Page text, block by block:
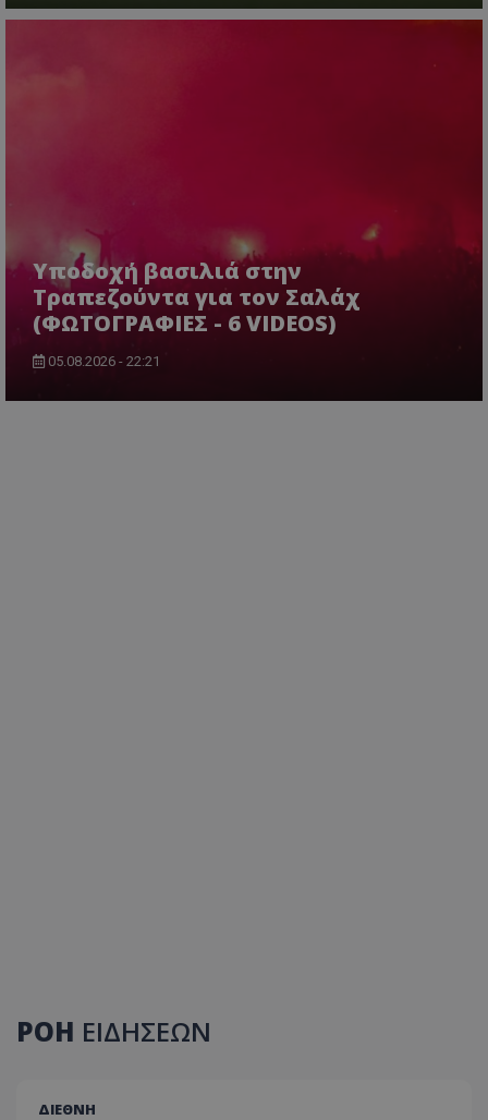
Υποδοχή βασιλιά στην
Τραπεζούντα για τον Σαλάχ
(ΦΩΤΟΓΡΑΦΙΕΣ - 6 VIDEOS)
05.08.2026 - 22:21
ΡΟΗ ΕΙΔΗΣΕΩΝ
ΔΙΕΘΝΗ